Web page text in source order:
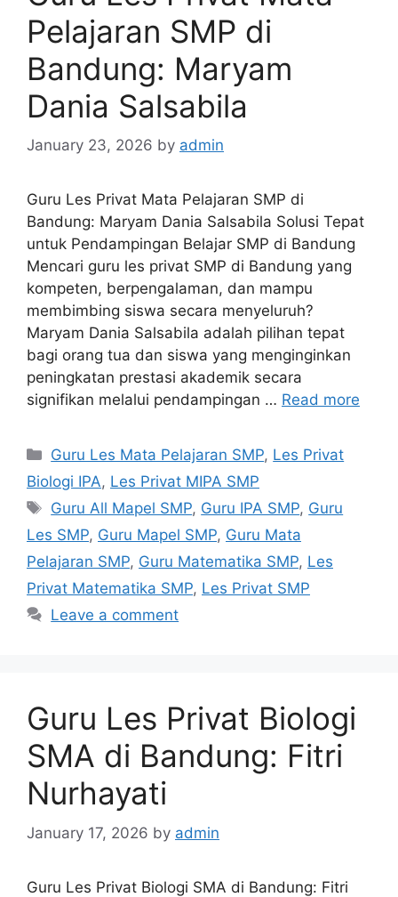
Pelajaran SMP di
Bandung: Maryam
Dania Salsabila
January 23, 2026 by admin
Guru Les Privat Mata Pelajaran SMP di
Bandung: Maryam Dania Salsabila Solusi Tepat
untuk Pendampingan Belajar SMP di Bandung
Mencari guru les privat SMP di Bandung yang
kompeten, berpengalaman, dan mampu
membimbing siswa secara menyeluruh?
Maryam Dania Salsabila adalah pilihan tepat
bagi orang tua dan siswa yang menginginkan
peningkatan prestasi akademik secara
signifikan melalui pendampingan … Read more
Categories
Guru Les Mata Pelajaran SMP, Les Privat
Biologi IPA, Les Privat MIPA SMP
Tags
Guru All Mapel SMP, Guru IPA SMP, Guru
Les SMP, Guru Mapel SMP, Guru Mata
Pelajaran SMP, Guru Matematika SMP, Les
Privat Matematika SMP, Les Privat SMP
Leave a comment
Guru Les Privat Biologi
SMA di Bandung: Fitri
Nurhayati
January 17, 2026 by admin
Guru Les Privat Biologi SMA di Bandung: Fitri